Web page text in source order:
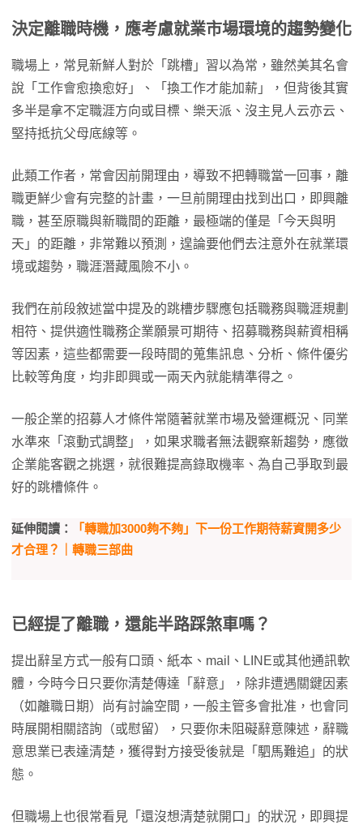
決定離職時機，應考慮就業市場環境的趨勢變化
職場上，常見新鮮人對於「跳槽」習以為常，雖然美其名會
說「工作會愈換愈好」、「換工作才能加薪」，但背後其實
多半是拿不定職涯方向或目標、樂天派、沒主見人云亦云、
堅持抵抗父母底線等。
此類工作者，常會因前開理由，導致不把轉職當一回事，離
職更鮮少會有完整的計畫，一旦前開理由找到出口，即興離
職，甚至原職與新職間的距離，最極端的僅是「今天與明
天」的距離，非常難以預測，遑論要他們去注意外在就業環
境或趨勢，職涯潛藏風險不小。
我們在前段敘述當中提及的跳槽步驟應包括職務與職涯規劃
相符、提供適性職務企業願景可期待、招募職務與薪資相稱
等因素，這些都需要一段時間的蒐集訊息、分析、條件優劣
比較等角度，均非即興或一兩天內就能精準得之。
一般企業的招募人才條件常隨著就業市場及營運概況、同業
水準來「滾動式調整」，如果求職者無法觀察新趨勢，應徵
企業能客觀之挑選，就很難提高錄取機率、為自己爭取到最
好的跳槽條件。
延伸閱讀：
「轉職加3000夠不夠」下一份工作期待薪資開多少
才合理？｜轉職三部曲
已經提了離職，還能半路踩煞車嗎？
提出辭呈方式一般有口頭、紙本、mail、LINE或其他通訊軟
體，今時今日只要你清楚傳達「辭意」，除非遭遇關鍵因素
（如離職日期）尚有討論空間，一般主管多會批准，也會同
時展開相關諮詢（或慰留），只要你未阻礙辭意陳述，辭職
意思業已表達清楚，獲得對方接受後就是「駟馬難追」的狀
態。
但職場上也很常看見「還沒想清楚就開口」的狀況，即興提